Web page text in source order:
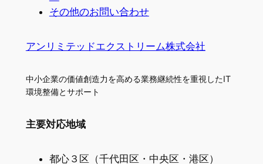
その他のお問い合わせ
アンリミテッドエクストリーム株式会社
中小企業の価値創造力を高める業務継続性を重視したIT
環境整備とサポート
主要対応地域
都心３区（千代田区・中央区・港区）